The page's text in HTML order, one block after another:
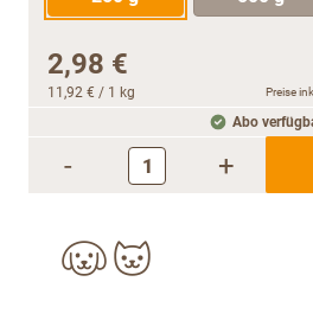
2,98 €
11,92 € / 1 kg Preise
Abo
- +